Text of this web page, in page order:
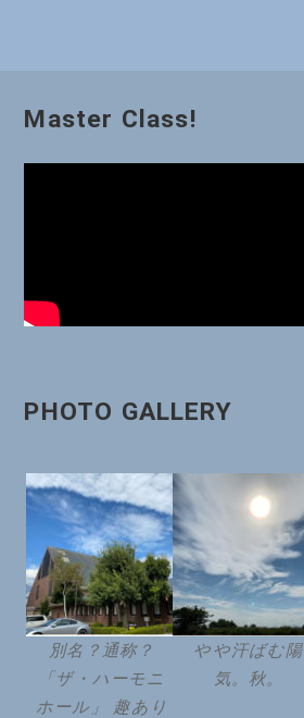
Master Class!
PHOTO GALLERY
別名？通称？
「ザ・ハーモニ
ホール」 趣あり
やや汗ばむ陽
気。秋。